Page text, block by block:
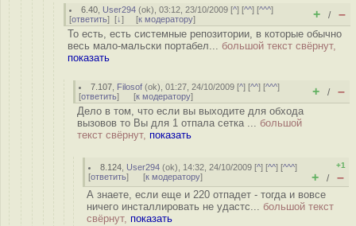
6.40 User294 (ok), 03:12, 23/10/2009 [^] [^^] [^^^]
[ответить] [↓] [к модератору] + / –
То есть, есть системные репозитории, в которые обычно
весь мало-мальски портабел... большой текст свёрнут,
показать
7.107 Filosof (ok), 01:27, 24/10/2009 [^] [^^] [^^^]
[ответить] [к модератору] + / –
Дело в том, что если вы выходите для обхода
вызовов то Вы для 1 отпала сетка ... большой
текст свёрнут, показать
8.124 User294 (ok), 14:32, 24/10/2009 [^] [^^] [^^^]
[ответить] [к модератору]
+1
+ / –
А знаете, если еще и 220 отпадет - тогда и вовсе
ничего инсталлировать не удастс... большой текст
свёрнут, показать